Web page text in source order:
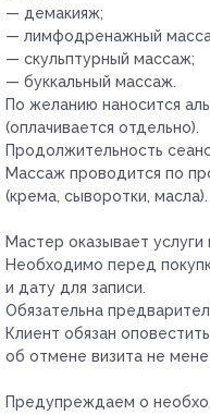
— демакияж;
— лимфодренажный
— скульптурный массаж;
— буккальный массаж.
По желанию наносится
(оплачивается отдельно).
Продолжительность
Массаж проводится по
(крема, сыворотки, масла).
Мастер оказывает
Необходимо перед
и дату для записи.
Обязательна
Клиент обязан
об отмене визита не
Предупреждаем о